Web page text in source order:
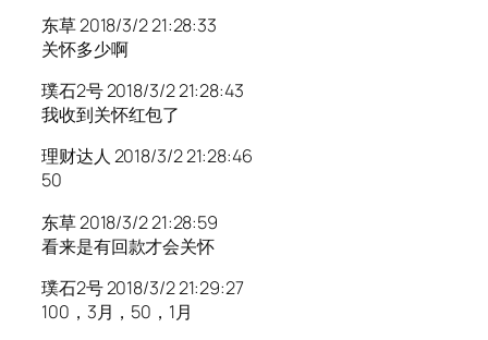
东草 2018/3/2 21:28:33
关怀多少啊
璞石2号 2018/3/2 21:28:43
我收到关怀红包了
理财达人 2018/3/2 21:28:46
50
东草 2018/3/2 21:28:59
看来是有回款才会关怀
璞石2号 2018/3/2 21:29:27
100，3月，50，1月